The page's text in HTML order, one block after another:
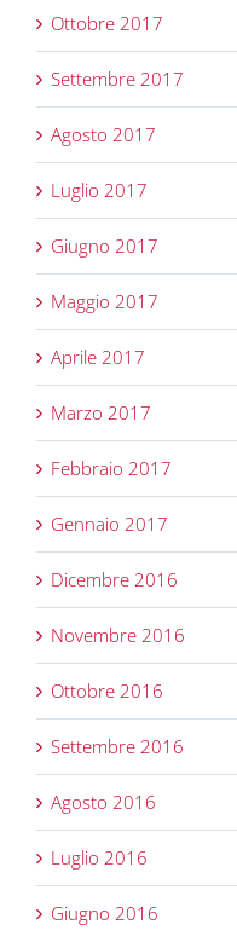
Ottobre 2017
Settembre 2017
Agosto 2017
Luglio 2017
Giugno 2017
Maggio 2017
Aprile 2017
Marzo 2017
Febbraio 2017
Gennaio 2017
Dicembre 2016
Novembre 2016
Ottobre 2016
Settembre 2016
Agosto 2016
Luglio 2016
Giugno 2016